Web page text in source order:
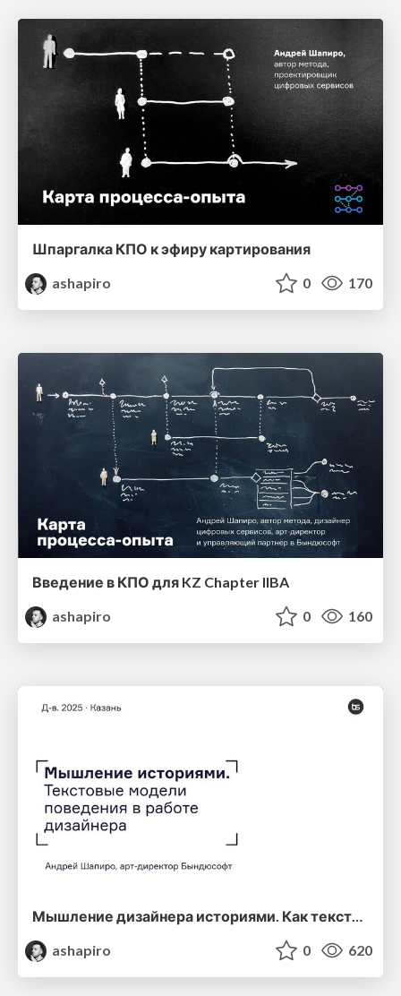
Шпаргалка КПО к эфиру картирования
ashapiro
0 170
Введение в КПО для KZ Chapter IIBA
ashapiro
0 160
ashapiro
0 620